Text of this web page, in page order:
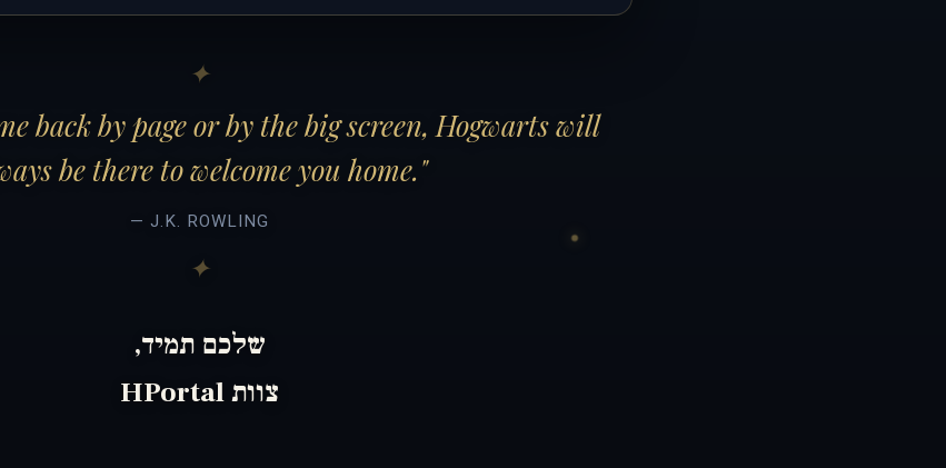
back by page or by the big screen, Hogwarts will
be there to welcome you home."
— J.K. ROWLING
שלכם תמיד,
צוות HPortal